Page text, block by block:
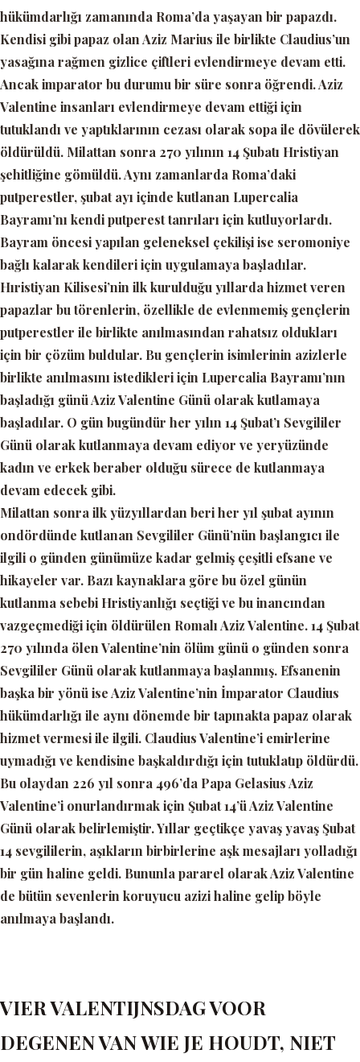
hükümdarlığı zamanında Roma’da yaşayan bir papazdı.
Kendisi gibi papaz olan Aziz Marius ile birlikte Claudius’un
yasağına rağmen gizlice çiftleri evlendirmeye devam etti.
Ancak imparator bu durumu bir süre sonra öğrendi. Aziz
Valentine insanları evlendirmeye devam ettiği için
tutuklandı ve yaptıklarının cezası olarak sopa ile dövülerek
öldürüldü. Milattan sonra 270 yılının 14 Şubatı Hristiyan
şehitliğine gömüldü. Aynı zamanlarda Roma’daki
putperestler, şubat ayı içinde kutlanan Lupercalia
Bayramı’nı kendi putperest tanrıları için kutluyorlardı.
Bayram öncesi yapılan geleneksel çekilişi ise seromoniye
bağlı kalarak kendileri için uygulamaya başladılar.
Hıristiyan Kilisesi’nin ilk kurulduğu yıllarda hizmet veren
papazlar bu törenlerin, özellikle de evlenmemiş gençlerin
putperestler ile birlikte anılmasından rahatsız oldukları
için bir çözüm buldular. Bu gençlerin isimlerinin azizlerle
birlikte anılmasını istedikleri için Lupercalia Bayramı’nın
başladığı günü Aziz Valentine Günü olarak kutlamaya
başladılar. O gün bugündür her yılın 14 Şubat’ı Sevgililer
Günü olarak kutlanmaya devam ediyor ve yeryüzünde
kadın ve erkek beraber olduğu sürece de kutlanmaya
devam edecek gibi.
Milattan sonra ilk yüzyıllardan beri her yıl şubat ayının
ondördünde kutlanan Sevgililer Günü’nün başlangıcı ile
ilgili o günden günümüze kadar gelmiş çeşitli efsane ve
hikayeler var. Bazı kaynaklara göre bu özel günün
kutlanma sebebi Hristiyanlığı seçtiği ve bu inancından
vazgeçmediği için öldürülen Romalı Aziz Valentine. 14 Şubat
270 yılında ölen Valentine’nin ölüm günü o günden sonra
Sevgililer Günü olarak kutlanmaya başlanmış. Efsanenin
başka bir yönü ise Aziz Valentine’nin İmparator Claudius
hükümdarlığı ile aynı dönemde bir tapınakta papaz olarak
hizmet vermesi ile ilgili. Claudius Valentine’i emirlerine
uymadığı ve kendisine başkaldırdığı için tutuklatıp öldürdü.
Bu olaydan 226 yıl sonra 496’da Papa Gelasius Aziz
Valentine’i onurlandırmak için Şubat 14’ü Aziz Valentine
Günü olarak belirlemiştir. Yıllar geçtikçe yavaş yavaş Şubat
14 sevgililerin, aşıkların birbirlerine aşk mesajları yolladığı
bir gün haline geldi. Bununla pararel olarak Aziz Valentine
de bütün sevenlerin koruyucu azizi haline gelip böyle
anılmaya başlandı.
VIER VALENTIJNSDAG VOOR
DEGENEN VAN WIE JE HOUDT, NIET